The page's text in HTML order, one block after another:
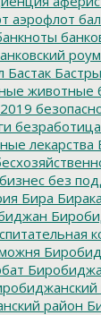
аэрофлот бал
Бастак
животные
безработица
лекарства
бизнес без
Бира
район